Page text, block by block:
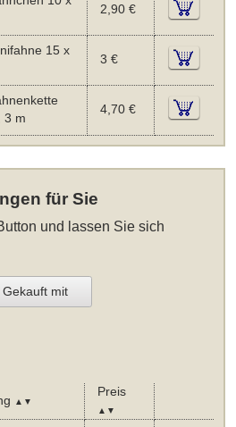
2,90 €
15 x
3 €
3 m
4,70 €
für Sie
und lassen Sie sich
Gekauft mit
▲▼
Preis
▲▼